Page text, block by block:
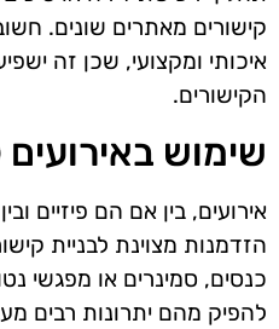
קישורים מאתרים שונים.
איכותי ומקצועי, שכן זה
הקישורים.
שימוש באירועים
אירועים, בין אם הם פיזיים
הזדמנות מצוינת לבניית
כנסים, סמינרים או מפגשי
להפיק מהם יתרונות רבים